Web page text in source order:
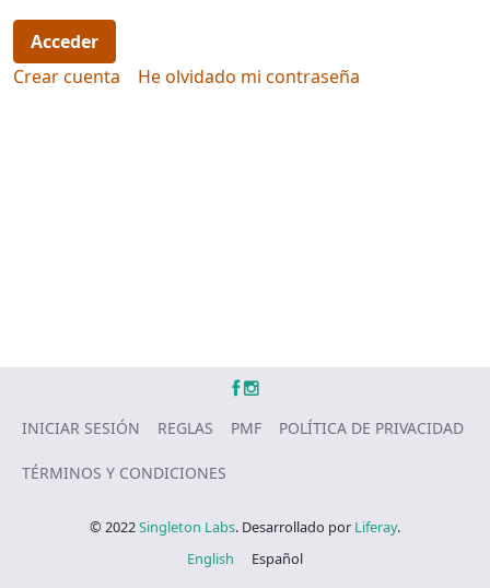
Acceder
Crear cuenta
He olvidado mi contraseña
© 2022Singleton Labs. Desarrollado por Liferay.
INICIAR SESIÓN REGLAS PMF POLÍTICA DE PRIVACIDAD
TÉRMINOS Y CONDICIONES
English Español